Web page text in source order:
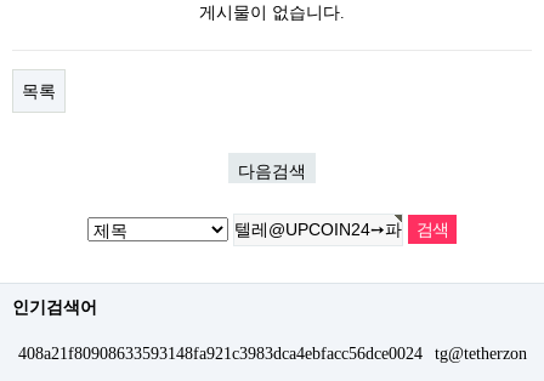
게시물이 없습니다.
목록
다음검색
인기검색어
408a21f80908633593148fa921c3983dca4ebfacc56dce0024 tg@tetherzon